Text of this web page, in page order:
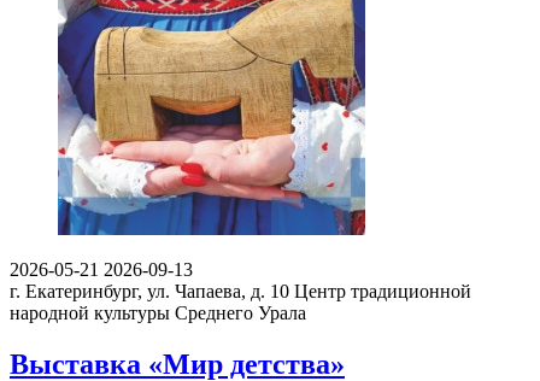
2026-05-21 2026-09-13
г. Екатеринбург, ул. Чапаева, д. 10 Центр традиционной
народной культуры Среднего Урала
Выставка «Мир детства»